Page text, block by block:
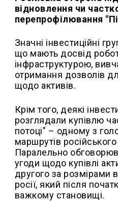
відновлення чи
перепрофілювання
Значні інвестиційні
що мають досвід
інфраструктурою,
отримання дозволів
щодо активів.
Крім того, деякі
розглядали купівлю
потоці" – одному з
маршрутів
Паралельно
угоди щодо купівлі
другого за розмірами
росії, який після
важкому становищі.